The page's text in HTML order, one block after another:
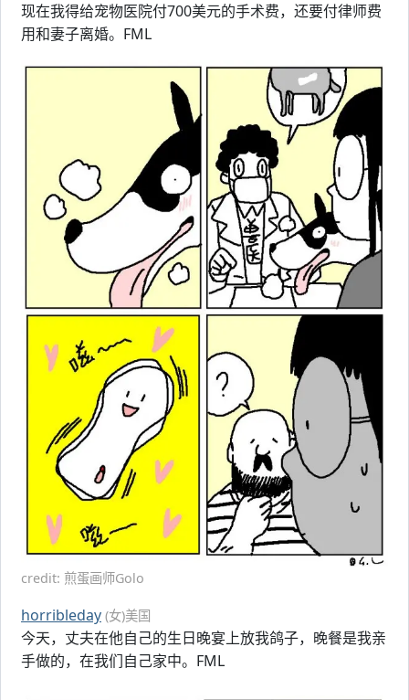
现在我得给宠物医院付700美元的手术费，还要付律师费
用和妻子离婚。FML
credit: 煎蛋画师Golo
horribleday (女)美国
今天，丈夫在他自己的生日晚宴上放我鸽子，晚餐是我亲
手做的，在我们自己家中。FML